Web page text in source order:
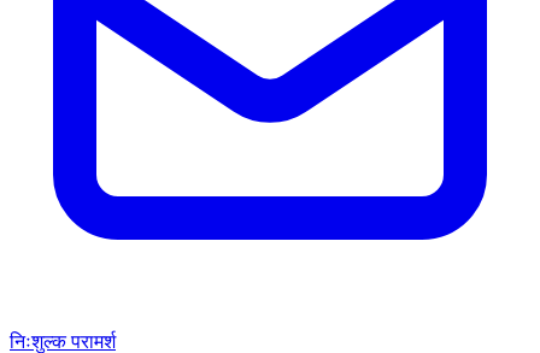
निःशुल्क परामर्श